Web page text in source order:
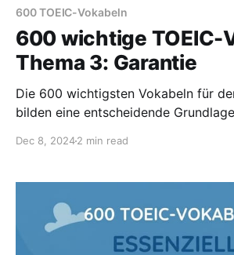
600 TOEIC-Vokabeln
600 wichtige TOEIC-
Thema 3: Garantie
Die 600 wichtigsten Vokabeln für
bilden eine entscheidende
Thema Garantien.
Dec 8, 20242 min read